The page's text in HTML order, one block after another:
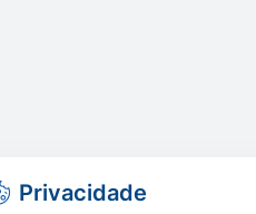
Privacidade